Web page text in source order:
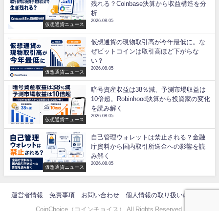
仮想通貨ニュース
残れる？Coinbase決算から収益構造を分
析
2026.08.05
仮想通貨ニュース
仮想通貨の現物取引高が今年最低に。な
ぜビットコインは取引高ほど下がらな
い？
2026.08.05
仮想通貨ニュース
暗号資産収益は38％減、予測市場収益は
10倍超。Robinhood決算から投資家の変化
を読み解く
2026.08.05
仮想通貨ニュース
自己管理ウォレットは禁止される？金融
庁資料から国内取引所送金への影響を読
み解く
2026.08.05
運営者情報 免責事項 お問い合わせ 個人情報の取り扱いについて
CoinChoice（コインチョイス） All Rights Reserved.